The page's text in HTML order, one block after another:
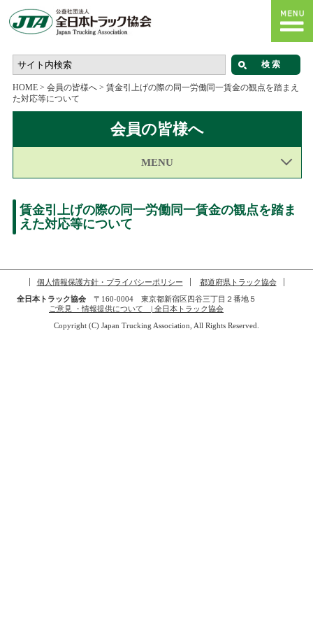
HOME> 会員の皆様へ> 賃金引上げの際の同一労働同一賃金の観点を踏まえ
た対応等について
会員の皆様へ
MENU
賃金引上げの際の同一労働同一賃金の観点を踏ま
えた対応等について
個人情報保護方針・プライバシーポリシー
都道府県トラック協会
全日本トラック協会〒160-0004 東京都新宿区四谷三丁目２番地５
ご意見 ・情報提供について | 全日本トラック協会
Copyright (C) Japan Trucking Association, All Rights Reserved.